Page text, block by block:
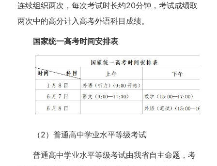
连续组织两次，每次考试时长约20分钟，考试成绩取
两次中的高分计入高考外语科目成绩。
国家统一高考时间安排表
（2）普通高中学业水平等级考试
普通高中学业水平等级考试由我省自主命题，考